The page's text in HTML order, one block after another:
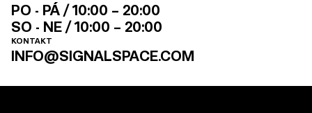
PO - PÁ / 10:00 – 20:00
SO - NE / 10:00 – 20:00
KONTAKT
INFO@SIGNALSPACE.COM